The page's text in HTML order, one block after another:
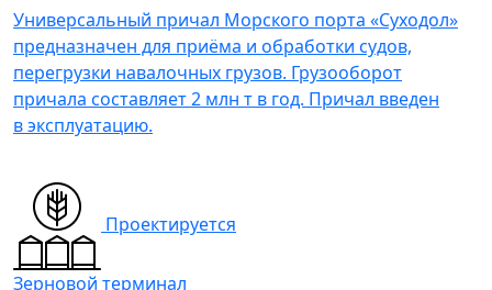
Универсальный причал Морского порта «Суходол»
предназначен для приёма и обработки судов,
перегрузки навалочных грузов. Грузооборот
причала составляет 2 млн т в год. Причал введен
в эксплуатацию.
Проектируется
Зерновой терминал